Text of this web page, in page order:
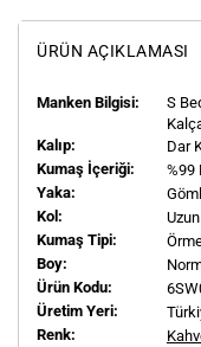
ÜRÜN AÇIKLAMASI
Manken Bilgisi: S
Kalıp:
Dar
Kumaş İçeriği:
%99
Yaka:
Kol:
Uzun
Kumaş Tipi:
Boy:
Ürün Kodu:
Üretim Yeri:
Renk: